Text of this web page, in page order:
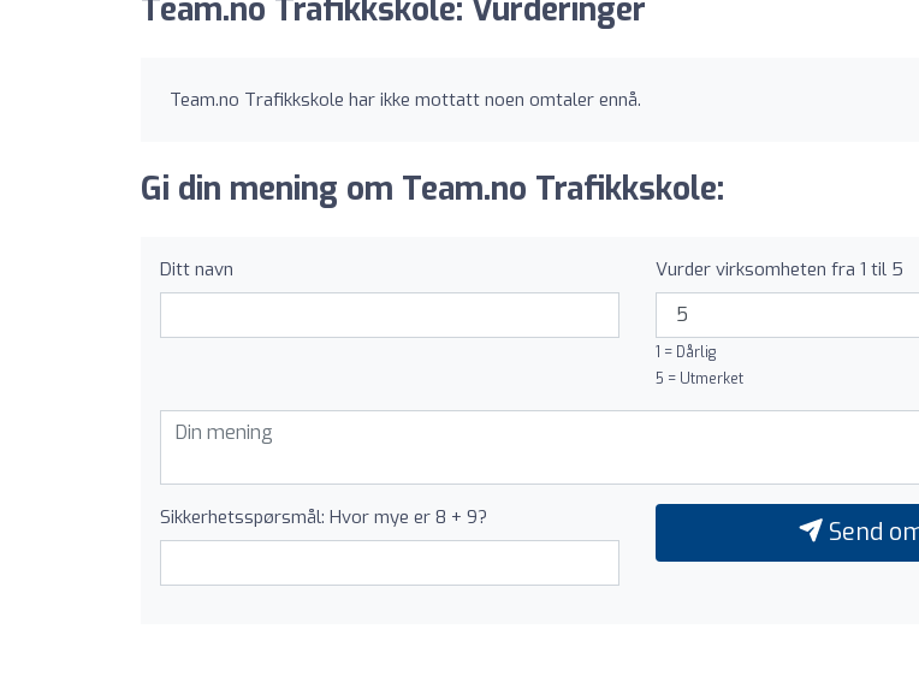
Team.no Trafikkskole: Vurderinger
Team.no Trafikkskole har ikke mottatt noen omtaler ennå.
Gi din mening om Team.no Trafikkskole:
Ditt navn Vurder virksomheten fra 1 til 5
1 = Dårlig
5 = Utmerket
Sikkerhetsspørsmål: Hvor mye er 8 + 9? Send